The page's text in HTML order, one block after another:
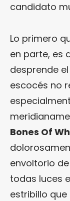
candidato
Lo primero
en parte, es
desprende
escocés no
Bones Of
envoltorio
todas luces
estribillo